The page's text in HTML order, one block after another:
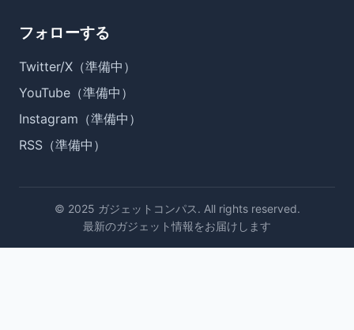
フォローする
Twitter/X（準備中）
YouTube（準備中）
Instagram（準備中）
RSS（準備中）
© 2025 ガジェットコンパス. All rights reserved.
最新のガジェット情報をお届けします